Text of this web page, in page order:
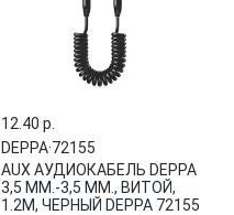
12.40 p.
DEPPA·72155
AUX АУДИОКАБЕЛЬ DEPPA
3,5 ММ.-3,5 ММ., ВИТОЙ,
1.2М, ЧЕРНЫЙ DEPPA 72155